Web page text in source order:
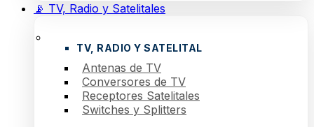
📡 TV, Radio y Satelitales
TV, RADIO Y SATELITAL
Antenas de TV
Conversores de TV
Receptores Satelitales
Switches y Splitters